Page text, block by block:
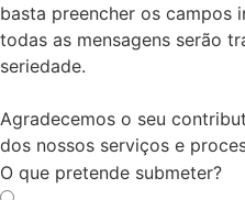
basta preencher os campos
todas as mensagens serão
seriedade.
Agradecemos o seu
dos nossos serviços e
O que pretende submeter?